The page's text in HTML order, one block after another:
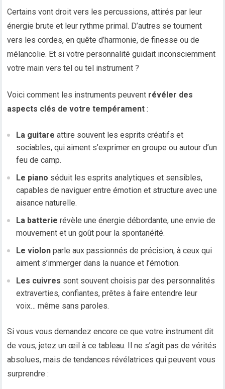
Certains vont droit vers les percussions, attirés par leur
énergie brute et leur rythme primal. D’autres se tournent
vers les cordes, en quête d’harmonie, de finesse ou de
mélancolie. Et si votre personnalité guidait inconsciemment
votre main vers tel ou tel instrument ?
Voici comment les instruments peuvent révéler des
aspects clés de votre tempérament :
La guitare attire souvent les esprits créatifs et
sociables, qui aiment s’exprimer en groupe ou autour d’un
feu de camp.
Le piano séduit les esprits analytiques et sensibles,
capables de naviguer entre émotion et structure avec une
aisance naturelle.
La batterie révèle une énergie débordante, une envie de
mouvement et un goût pour la spontanéité.
Le violon parle aux passionnés de précision, à ceux qui
aiment s’immerger dans la nuance et l’émotion.
Les cuivres sont souvent choisis par des personnalités
extraverties, confiantes, prêtes à faire entendre leur
voix… même sans paroles.
Si vous vous demandez encore ce que votre instrument dit
de vous, jetez un œil à ce tableau. Il ne s’agit pas de vérités
absolues, mais de tendances révélatrices qui peuvent vous
surprendre :